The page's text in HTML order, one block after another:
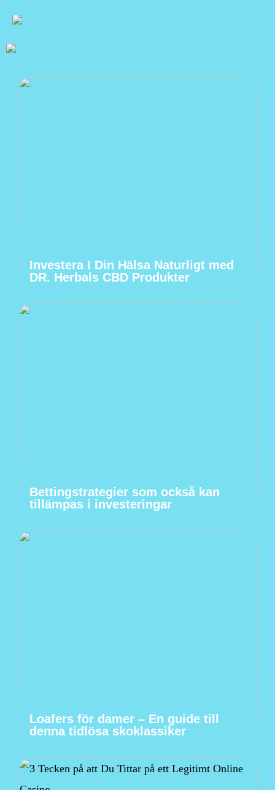
Investera I Din Hälsa Naturligt med
DR. Herbals CBD Produkter
Bettingstrategier som också kan
tillämpas i investeringar
Loafers för damer – En guide till
denna tidlösa skoklassiker